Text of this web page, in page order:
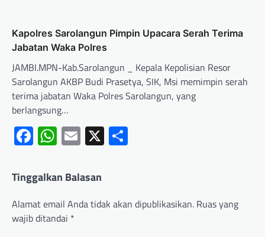
Kapolres Sarolangun Pimpin Upacara Serah Terima
Jabatan Waka Polres
JAMBI.MPN-Kab.Sarolangun _ Kepala Kepolisian Resor
Sarolangun AKBP Budi Prasetya, SIK, Msi memimpin serah
terima jabatan Waka Polres Sarolangun, yang
berlangsung…
Facebook
WhatsApp
Email
X
Tinggalkan Balasan
Alamat email Anda tidak akan dipublikasikan. Ruas yang
wajib ditandai *